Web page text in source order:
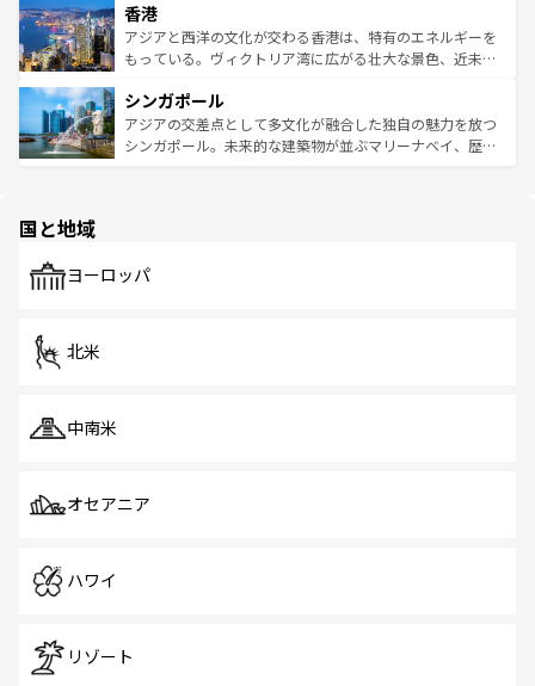
とつ。フォーやバインミー、ベトナムコーヒーなどは、ぜ
ひ現地で味わいたい。どの地域を訪れてもあたたかい人々
が旅行者を迎えてくれるので、きっと忘れられない旅にな
参照してほしい。
の活気が交差している。北部ではチェンマイなどの山岳地
帯で自然と触れ合い、南部ではプーケットやクラビの美し
いビーチでリゾート気分を楽しむことができる。タイ料理
激する。気候は一年中温暖で、どの季節にも異なる楽しみ
が待っている。親しみやすいタイの人々、仏教を中心とし
た文化、そして多様な観光資源が、訪れる旅人を魅了し続
香港
アジアと西洋の文化が交わる香港は、特有のエネルギーを
もっている。ヴィクトリア湾に広がる壮大な景色、近未来
み、どこを訪れても感動するはず。観光スポットが密集し
ており、効率よく見どころを回れるのも魅力。息をのむよ
うな絶景から文化的な体験まで、香港を存分に楽しみ尽く
シンガポール
アジアの交差点として多文化が融合した独自の魅力を放つ
シンガポール。未来的な建築物が並ぶマリーナベイ、歴史
で、ホーカーズは地元の風情を楽しめる外せないスポット
国と地域
ヨーロッパ
北米
中南米
オセアニア
ハワイ
リゾート